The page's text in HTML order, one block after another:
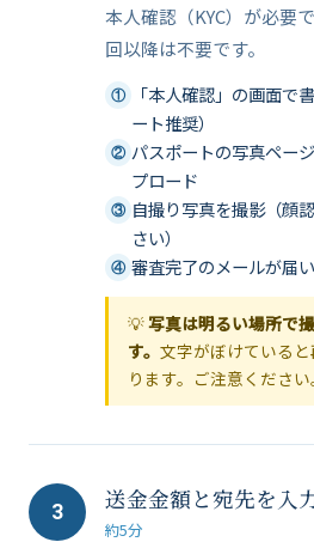
本人確認（KYC）が必要
回以降は不要です。
①
「本人確認」の画面で
ート推奨）
② パスポートの写真ペー
プロード
③ 自撮り写真を撮影（顔
さい）
④ 審査完了のメールが届
💡写真は明るい場所で
す。 文字がぼけている
ります。ご注意ください
3 送金金額と宛先を入
約5分